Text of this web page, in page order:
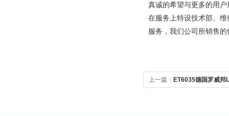
真诚的希望与更多的用
在服务上特设技术部、
服务，我们公司所销售
上一篇： ET6035德国罗威